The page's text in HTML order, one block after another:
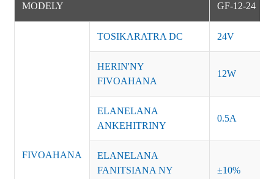
MODELY GF-12-24
FIVOAHANA
TOSIKARATRA DC 24V
HERIN'NY
FIVOAHANA
12W
ELANELANA
ANKEHITRINY
0.5A
ELANELANA
FANITSIANA NY
±10%